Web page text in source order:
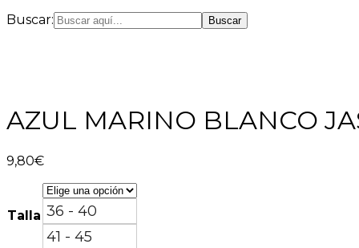
Buscar:
AZUL MARINO BLANCO
9,80€
Talla 36 - 40
41 - 45